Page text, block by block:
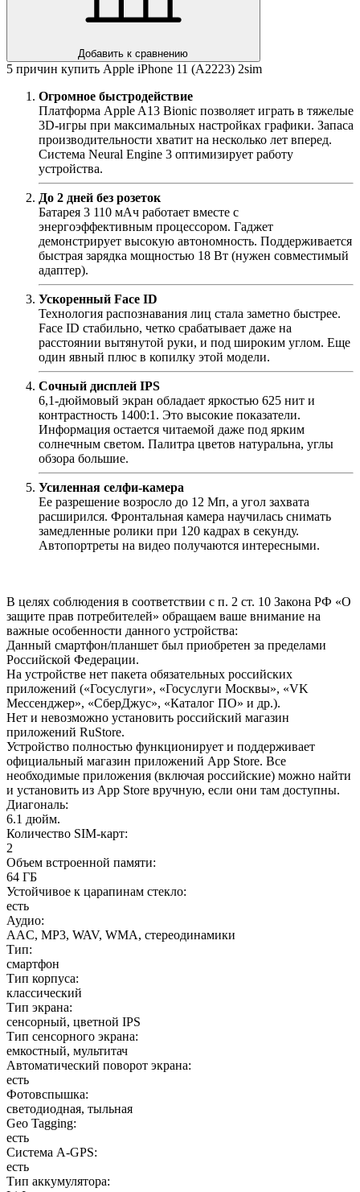
Добавить к сравнению
5 причин купить Apple iPhone 11 (A2223) 2sim
Огромное быстродействие
Платформа Apple A13 Bionic позволяет играть в тяжелые
3D-игры при максимальных настройках графики. Запаса
производительности хватит на несколько лет вперед.
Система Neural Engine 3 оптимизирует работу
устройства.
До 2 дней без розеток
Батарея 3 110 мАч работает вместе с
энергоэффективным процессором. Гаджет
демонстрирует высокую автономность. Поддерживается
быстрая зарядка мощностью 18 Вт (нужен совместимый
адаптер).
Ускоренный Face ID
Технология распознавания лиц стала заметно быстрее.
Face ID стабильно, четко срабатывает даже на
расстоянии вытянутой руки, и под широким углом. Еще
один явный плюс в копилку этой модели.
Сочный дисплей IPS
6,1-дюймовый экран обладает яркостью 625 нит и
контрастность 1400:1. Это высокие показатели.
Информация остается читаемой даже под ярким
солнечным светом. Палитра цветов натуральна, углы
обзора большие.
Усиленная селфи-камера
Ее разрешение возросло до 12 Мп, а угол захвата
расширился. Фронтальная камера научилась снимать
замедленные ролики при 120 кадрах в секунду.
Автопортреты на видео получаются интересными.
В целях соблюдения в соответствии с п. 2 ст. 10 Закона РФ «О
защите прав потребителей» обращаем ваше внимание на
важные особенности данного устройства:
Данный смартфон/планшет был приобретен за пределами
Российской Федерации.
На устройстве нет пакета обязательных российских
приложений («Госуслуги», «Госуслуги Москвы», «VK
Мессенджер», «СберДжус», «Каталог ПО» и др.).
Нет и невозможно установить российский магазин
приложений RuStore.
Устройство полностью функционирует и поддерживает
официальный магазин приложений App Store. Все
необходимые приложения (включая российские) можно найти
и установить из App Store вручную, если они там доступны.
Диагональ:
6.1 дюйм.
Количество SIM-карт:
2
Объем встроенной памяти:
64 ГБ
Устойчивое к царапинам стекло:
есть
Аудио:
AAC, MP3, WAV, WMA, стереодинамики
Тип:
смартфон
Тип корпуса:
классический
Тип экрана:
сенсорный, цветной IPS
Тип сенсорного экрана:
емкостный, мультитач
Автоматический поворот экрана:
есть
Фотовспышка:
светодиодная, тыльная
Geo Tagging:
есть
Cистема A-GPS:
есть
Тип аккумулятора: